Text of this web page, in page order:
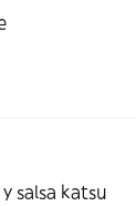
salsa katsu